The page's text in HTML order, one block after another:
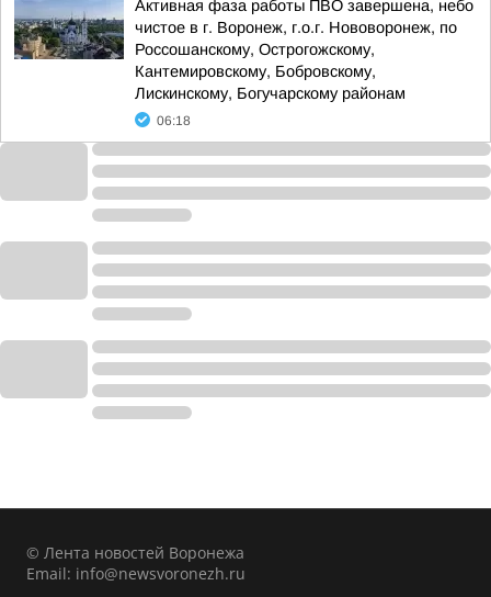
Активная фаза работы ПВО завершена, небо
чистое в г. Воронеж, г.о.г. Нововоронеж, по
Россошанскому, Острогожскому,
Кантемировскому, Бобровскому,
Лискинскому, Богучарскому районам
06:18
© Лента новостей Воронежа
Email: info@newsvoronezh.ru